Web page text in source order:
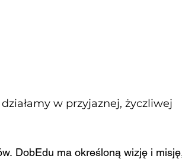
w przyjaznej, życzliwej
DobEdu ma określoną wizję i